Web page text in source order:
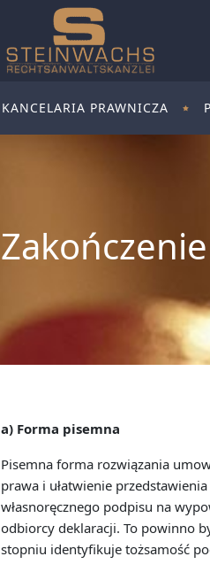
KANCELARIA PRAWNICZA
Zakończenie
a) Forma pisemna
Pisemna forma rozwiązania
prawa i ułatwienie
własnoręcznego podpisu na
odbiorcy deklaracji. To powinno
stopniu identyfikuje tożsamość